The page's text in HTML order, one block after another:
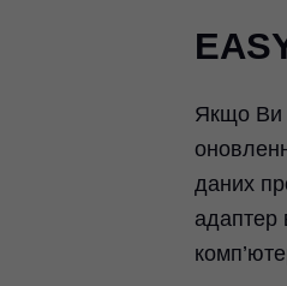
Якщо Ви
даних
адаптер